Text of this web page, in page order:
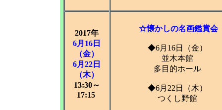
2017年
6月16日
（金）
6月22日
（木）
13:30～
17:15
☆懐かしの名画鑑賞会
◆6月16日（金）
並木本館
多目的ホール
◆6月22日（木）
つくし野館